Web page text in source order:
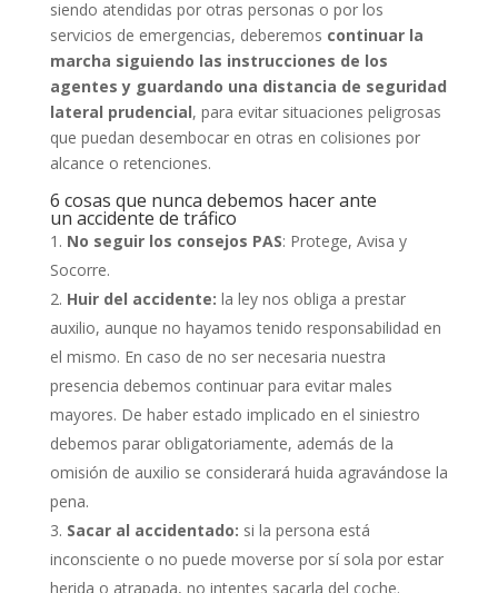
siendo atendidas por otras personas o por los
servicios de emergencias, deberemos continuar la
marcha siguiendo las instrucciones de los
agentes y guardando una distancia de seguridad
lateral prudencial, para evitar situaciones peligrosas
que puedan desembocar en otras en colisiones por
alcance o retenciones.
6 cosas que nunca debemos hacer ante
un accidente de tráfico
No seguir los consejos PAS: Protege, Avisa y
Socorre.
Huir del accidente: la ley nos obliga a prestar
auxilio, aunque no hayamos tenido responsabilidad en
el mismo. En caso de no ser necesaria nuestra
presencia debemos continuar para evitar males
mayores. De haber estado implicado en el siniestro
debemos parar obligatoriamente, además de la
omisión de auxilio se considerará huida agravándose la
pena.
Sacar al accidentado: si la persona está
inconsciente o no puede moverse por sí sola por estar
herida o atrapada, no intentes sacarla del coche.